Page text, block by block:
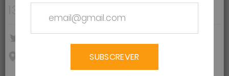
SUBSCREVER